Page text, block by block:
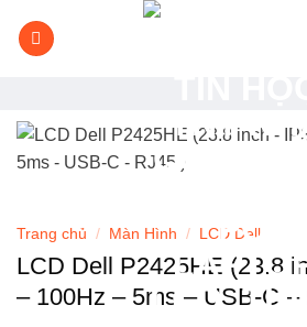
qua
Trang chủ / Màn Hình / LCD Dell
LCD Dell P2425HE (23.8
– 100Hz – 5ms – USB-C –